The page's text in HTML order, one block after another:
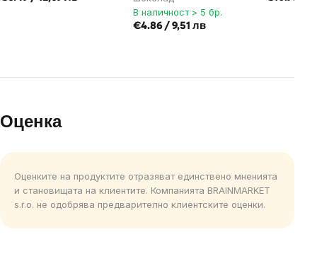
В наличност > 5 бр.
€4.86 / 9,51 лв
Оценка
Оценките на продуктите отразяват единствено мненията
и становищата на клиентите. Компанията BRAINMARKET
s.r.o. не одобрява предварително клиентските оценки.